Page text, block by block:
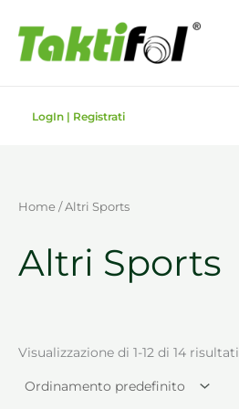
contenuto
LogIn | Registrati
Home / Altri Sports
Altri Sports
Visualizzazione di 1-12 di 14 risultati